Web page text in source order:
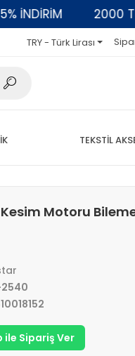
2000 TL
TRY - Türk Lirası
TEKSTİL
Motoru
2540
ile Sipariş Ver